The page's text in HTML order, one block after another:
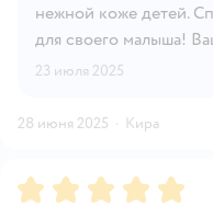
нежной коже детей.
для своего малыша!
23 июля 2025
28 июня 2025 · Кира
Рейтинг:5